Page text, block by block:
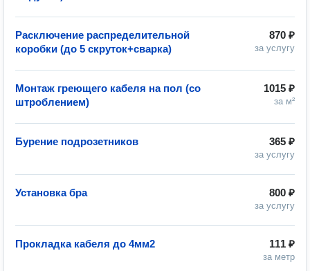
870 ₽
за услугу
Расключение распределительной
коробки (до 5 скруток+сварка)
1015 ₽
за м²
Монтаж греющего кабеля на пол (со
штроблением)
365 ₽
за услугу
Бурение подрозетников
800 ₽
за услугу
Установка бра
111 ₽
за метр
Прокладка кабеля до 4мм2